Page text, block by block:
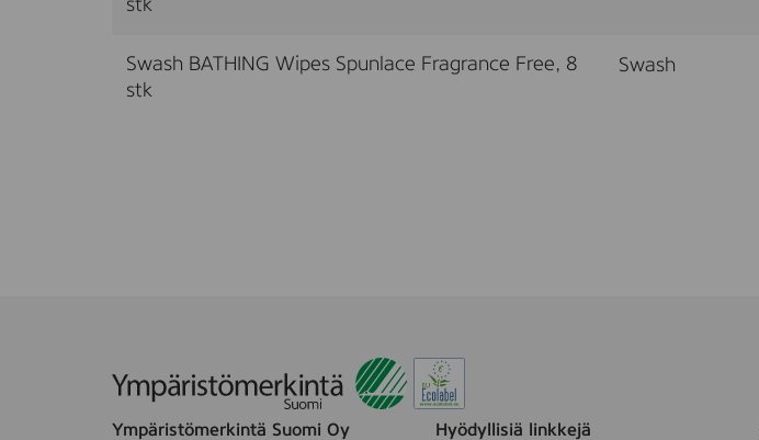
stk
Swash BATHING Wipes Spunlace Fragrance Free, 8
stk
Swash
Ympäristömerkintä Suomi Oy
Hyödyllisiä linkkejä